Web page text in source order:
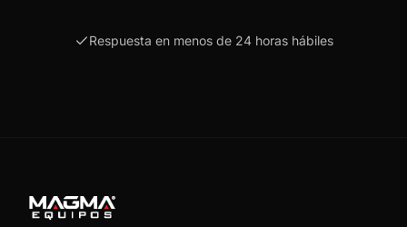
Respuesta en menos de 24 horas hábiles